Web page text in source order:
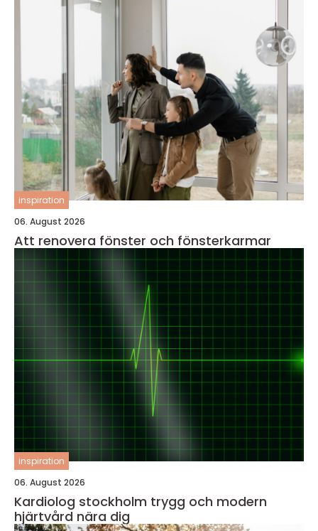
inspiration
06. August 2026
Att renovera fönster och fönsterkarmar
inspiration
06. August 2026
Kardiolog stockholm trygg och modern
hjärtvård nära dig